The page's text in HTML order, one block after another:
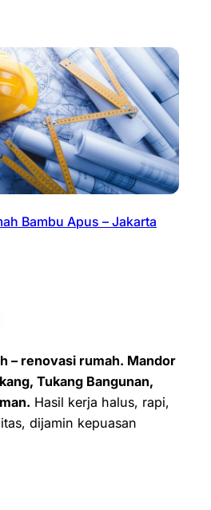
Bambu Apus – Jakarta
– renovasi rumah. Mandor
Tukang Bangunan,
Hasil kerja halus, rapi,
dijamin kepuasan